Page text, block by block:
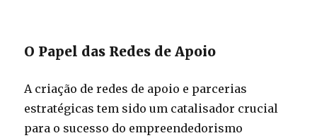
O Papel das Redes de Apoio
A criação de redes de apoio e parcerias
estratégicas tem sido um catalisador crucial
para o sucesso do empreendedorismo